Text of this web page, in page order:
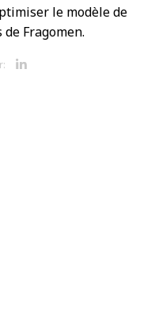
le modèle de
Fragomen.
Opens new